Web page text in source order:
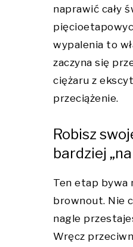
naprawić cały
wypalenia to
zaczyna się
ciężaru z
przeciążenie.
Robisz
bardziej
Ten etap bywa
brownout. Nie
nagle
Wręcz